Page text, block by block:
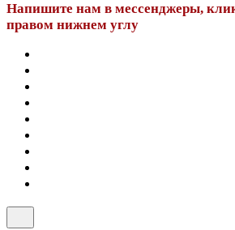
Напишите нам в мессенджеры,
правом нижнем углу